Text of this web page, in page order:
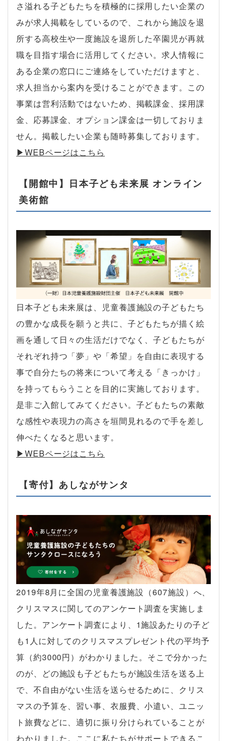
さ溢れる子どもたちを積極的に採用したい企業の
みが求人掲載をしているので、これから施設を退
所する高校生や一度施設を退所した卒園児が再就
職を目指す場合に活用してください。求人情報に
ある企業の窓口にご連絡をしていただけますと、
求人担当から案内を受けることができます。この
事業は営利活動ではないため、掲載課金、採用課
金、応募課金、オプション課金は一切しておりま
せん。掲載したい企業も随時募集しております。
▶︎WEBページはこちら
【開館中】日本子ども未来展 オンライン
美術館
日本子ども未来展は、児童養護施設の子どもたち
の豊かな成長を願うと共に、子どもたちが描く絵
画を通して日々の生活だけでなく、子どもたちが
それぞれ持つ「夢」や「希望」を自由に表現する
事で自分たちの将来について考える「きっかけ」
を持ってもらうことを目的に実施しております。
是非ご入館してみてください。子どもたちの素敵
な感性や表現力の高さを垣間見れるので手を差し
伸べたくなると思います。
▶︎WEBページはこちら
【寄付】あしながサンタ
2019年8月に全国の児童養護施設（607施設）へ、
クリスマスに関してのアンケート調査を実施しま
した。アンケート調査により、1施設あたりの子ど
も1人に対してのクリスマスプレゼント代の平均予
算（約3000円）がわかりました。そこで分かった
のが、どの施設も子どもたちが施設生活を送る上
で、不自由がない生活を送らせるために、クリス
マスの予算を、習い事、衣服費、小遣い、ユニッ
ト旅費などに、適切に振り分けられていることが
わかりました。ここに私たちがサポートできるこ